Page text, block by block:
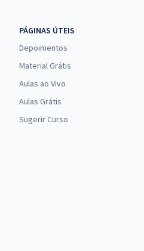
PÁGINAS ÚTEIS
Depoimentos
Material Grátis
Aulas ao Vivo
Aulas Grátis
Sugerir Curso